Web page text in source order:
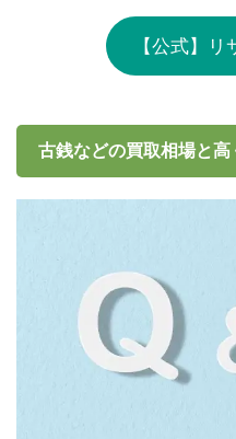
【公式】
古銭などの買取相場と高